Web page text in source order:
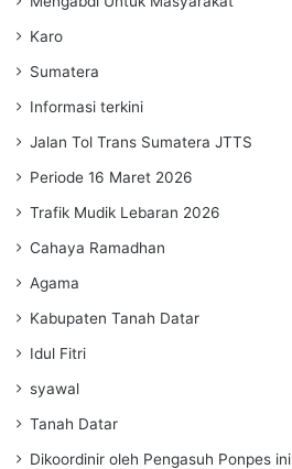
Karo
Sumatera
Informasi terkini
Jalan Tol Trans Sumatera JTTS
Periode 16 Maret 2026
Trafik Mudik Lebaran 2026
Cahaya Ramadhan
Agama
Kabupaten Tanah Datar
Idul Fitri
syawal
Tanah Datar
Dikoordinir oleh Pengasuh Ponpes ini